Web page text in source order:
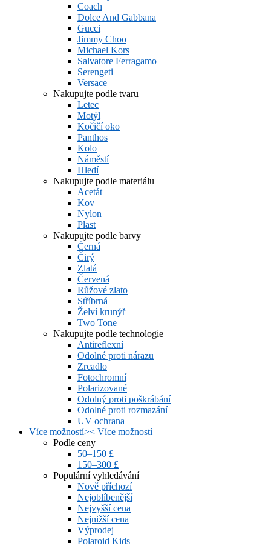
Coach
Dolce And Gabbana
Gucci
Jimmy Choo
Michael Kors
Salvatore Ferragamo
Serengeti
Versace
Nakupujte podle tvaru
Letec
Motýl
Kočičí oko
Panthos
Kolo
Náměstí
Hledí
Nakupujte podle materiálu
Acetát
Kov
Nylon
Plast
Nakupujte podle barvy
Černá
Čirý
Zlatá
Červená
Růžové zlato
Stříbrná
Želví krunýř
Two Tone
Nakupujte podle technologie
Antireflexní
Odolné proti nárazu
Zrcadlo
Fotochromní
Polarizované
Odolný proti poškrábání
Odolné proti rozmazání
UV ochrana
Více možností>< Více možností
Podle ceny
50–150 £
150–300 £
Populární vyhledávání
Nově příchozí
Nejoblíbenější
Nejvyšší cena
Nejnižší cena
Výprodej
Polaroid Kids